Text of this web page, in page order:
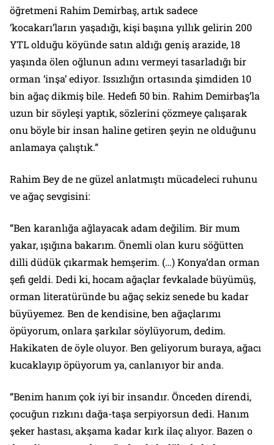
öğretmeni Rahim Demirbaş, artık sadece
‘kocakarı’ların yaşadığı, kişi başına yıllık gelirin 200
YTL olduğu köyünde satın aldığı geniş arazide, 18
yaşında ölen oğlunun adını vermeyi tasarladığı bir
orman ‘inşa’ ediyor. Issızlığın ortasında şimdiden 10
bin ağaç dikmiş bile. Hedefi 50 bin. Rahim Demirbaş’la
uzun bir söyleşi yaptık, sözlerini çözmeye çalışarak
onu böyle bir insan haline getiren şeyin ne olduğunu
anlamaya çalıştık.”
Rahim Bey de ne güzel anlatmıştı mücadeleci ruhunu
ve ağaç sevgisini:
“Ben karanlığa ağlayacak adam değilim. Bir mum
yakar, ışığına bakarım. Önemli olan kuru söğütten
dilli düdük çıkarmak hemşerim. (…) Konya’dan orman
şefi geldi. Dedi ki, hocam ağaçlar fevkalade büyümüş,
orman literatüründe bu ağaç sekiz senede bu kadar
büyüyemez. Ben de kendisine, ben ağaçlarımı
öpüyorum, onlara şarkılar söylüyorum, dedim.
Hakikaten de öyle oluyor. Ben geliyorum buraya, ağacı
kucaklayıp öpüyorum ya, canlanıyor bir anda.
“Benim hanım çok iyi bir insandır. Önceden direndi,
çocuğun rızkını dağa-taşa serpiyorsun dedi. Hanım
şeker hastası, akşama kadar kırk ilaç alıyor. Bazen o